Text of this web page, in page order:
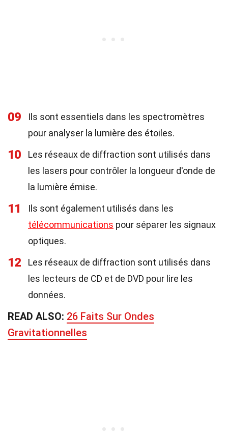
09
Ils sont essentiels dans les spectromètres
pour analyser la lumière des étoiles.
10
Les réseaux de diffraction sont utilisés dans
les lasers pour contrôler la longueur d'onde de
la lumière émise.
11
Ils sont également utilisés dans les
télécommunications pour séparer les signaux
optiques.
12
Les réseaux de diffraction sont utilisés dans
les lecteurs de CD et de DVD pour lire les
données.
READ ALSO: 26 Faits Sur Ondes
Gravitationnelles